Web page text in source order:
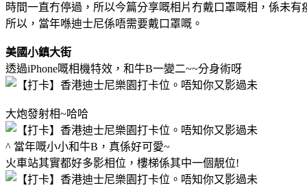
時間一直冇停過，所以今篇分享嘅相片冇戴口罩嘅相，係未有
所以，當年喺迪士尼係唔需要戴口罩嘅。
美國小鎮大街
透過iPhone嘅相機特效，和牛B一變二~~分身術呀
大炮發射相~哈哈
^ 當年嘅小小和牛B，真係好可愛~
火車站其實都好多影相位，樓梯係其中一個靚位!